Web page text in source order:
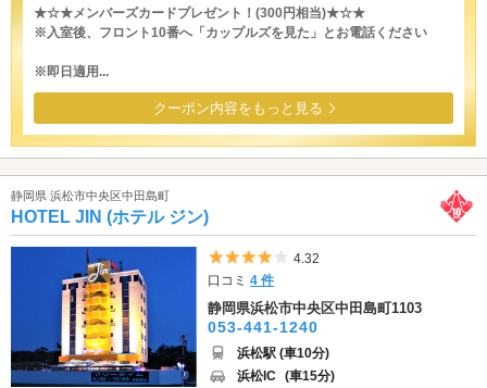
★☆★メンバーズカードプレゼント！(300円相当)★☆★
※入室後、フロント10番へ「カップルズを見た」とお電話ください
※即日適用...
クーポン内容をもっと見る
静岡県 浜松市中央区中田島町
HOTEL JIN (ホテル ジン)
5つ星のうち4
4.32
口コミ4 件
静岡県浜松市中央区中田島町1103
053-441-1240
浜松駅 (車10分)
浜松IC (車15分)